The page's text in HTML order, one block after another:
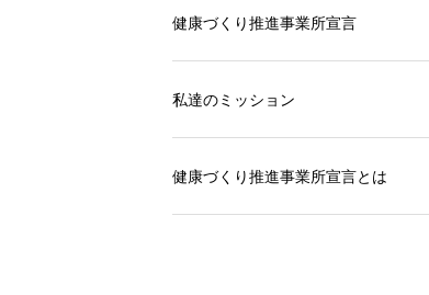
健康づくり推進事業所宣言
私達のミッション
健康づくり推進事業所宣言とは